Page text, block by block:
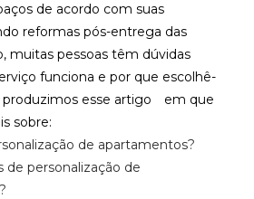
de acordo com suas
reformas pós-entrega das
muitas pessoas têm dúvidas
funciona e por que escolhê-
produzimos esse artigo
em que
sobre:
de apartamentos?
de personalização de